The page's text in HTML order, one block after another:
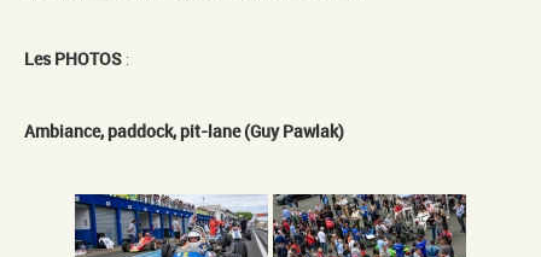
Les PHOTOS :
Ambiance, paddock, pit-lane (Guy Pawlak)